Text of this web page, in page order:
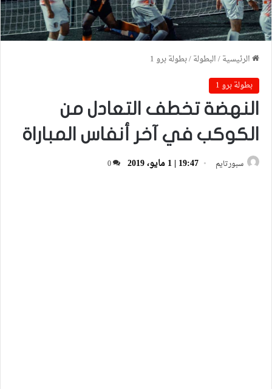
الرئيسية/البطولة/بطولة برو 1
بطولة برو 1
النهضة تخطف التعادل من
الكوكب في آخر أنفاس المباراة
سبورتايم 19:47 | 1 مايو، 2019 0